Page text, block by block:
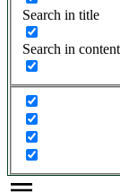
Search in title
Search in content